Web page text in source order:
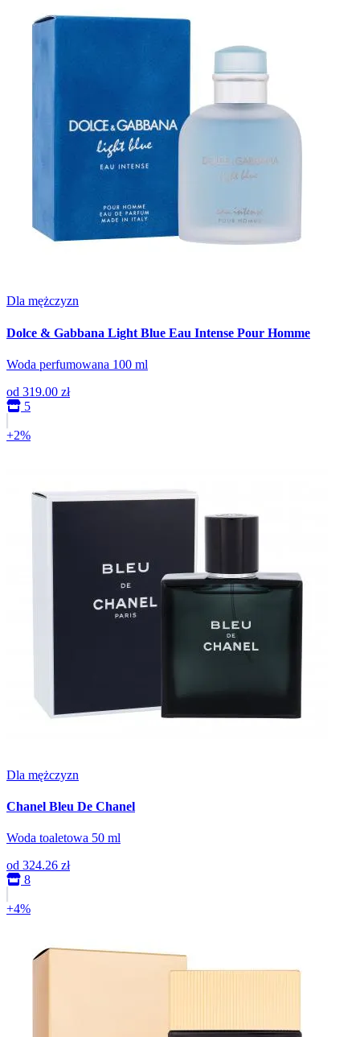
Dla mężczyzn
Dolce & Gabbana Light Blue Eau Intense Pour Homme
Woda perfumowana 100 ml
od 319.00 zł
5
+2%
Dla mężczyzn
Chanel Bleu De Chanel
Woda toaletowa 50 ml
od 324.26 zł
8
+4%